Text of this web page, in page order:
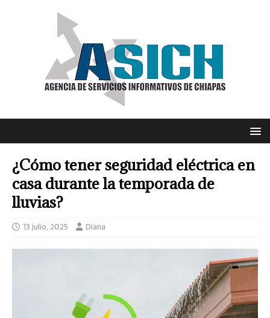
¿Cómo tener seguridad eléctrica en
casa durante la temporada de
lluvias?
13 julio, 2025 Diana